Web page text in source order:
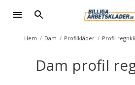
Hem Dam Profilkläder Profil
Dam profil